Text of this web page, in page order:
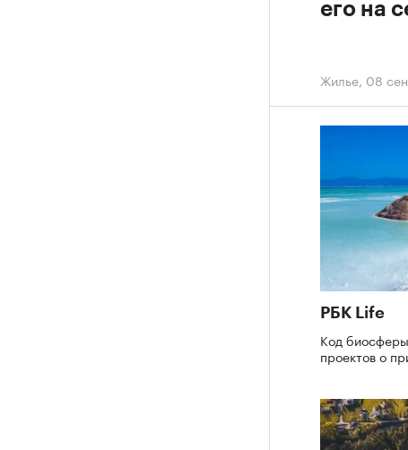
Жилье, 08
его на
РБК Life
Код
проектов о